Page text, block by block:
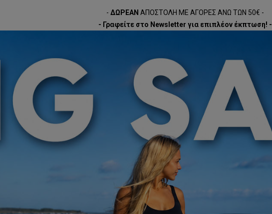
- ΔΩΡΕΑΝ ΑΠΟΣΤΟΛΗ ΜΕ ΑΓΟΡΕΣ ΑΝΩ ΤΩΝ 50€ -
- Γραφείτε στο Newsletter για επιπλέον έκπτωση! -